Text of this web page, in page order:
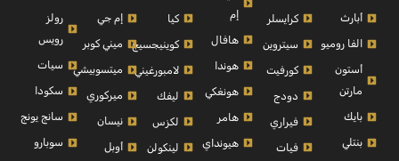
أبارث
الفا روميو
أستون
مارتن
بايك
بنتلي
كرايسلر
سيتروين
كورفيت
دودج
فيراري
فيات
إم
هافال
هوندا
هونغكي
هامر
هيونداي
كيا
كوينيجسيج
لامبورغيني
ليفك
لكزس
لينكولن
إم جي
ميني كوبر
ميتسوبيشي
ميركوري
نيسان
أوبل
رولز
رويس
سيات
سكودا
سانج يونج
سوبارو